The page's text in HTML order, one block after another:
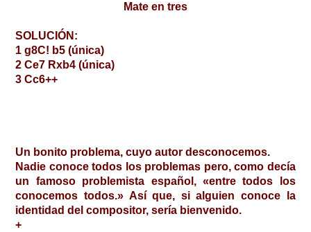
Mate en tres
SOLUCIÓN:
1 g8C! b5 (única)
2 Ce7 Rxb4 (única)
3 Cc6++
Un bonito problema, cuyo autor desconocemos.
Nadie conoce todos los problemas pero, como decía
un famoso problemista español, «entre todos los
conocemos todos.» Así que, si alguien conoce la
identidad del compositor, sería bienvenido.
+